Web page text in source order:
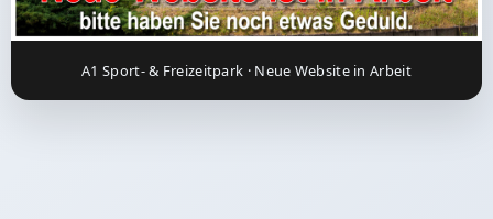
A1 Sport- & Freizeitpark · Neue Website in Arbeit